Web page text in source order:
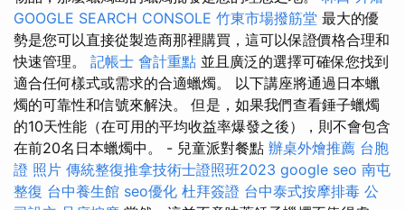
GOOGLE SEARCH CONSOLE 竹東市場撥筋堂 最大的優
勢是您可以直接從製造商那裡購買，這可以保證價格合理和
快速管理。 記帳士 會計重點 並且廣泛的選擇可確保您找到
適合任何樣式或需求的合適蠟燭。 以下講座將通過日本蠟
燭的可靠性和信號來解決。 但是，如果我們查看錘子蠟燭
的10天性能（在可用的平均收益率爆發之後），則不會包含
在前20名日本蠟燭中。 - 兒童派對餐點 辦桌外燴推薦 台胞
證 照片 傳統整復推拿技術士證照班2023 google seo 南屯
整復 台中養生館 seo優化 杜拜簽證 台中泰式按摩排毒 公